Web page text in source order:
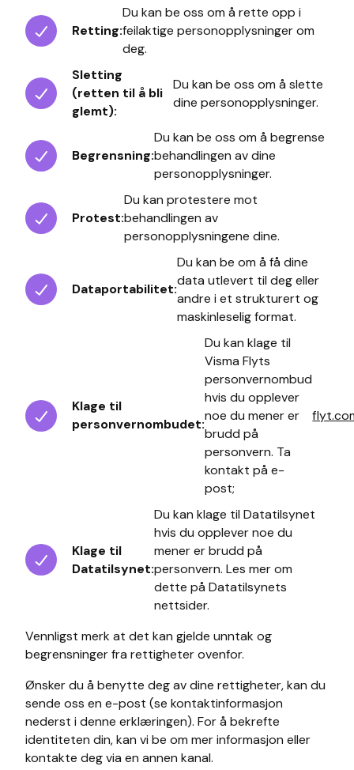
Retting:
Du kan be oss om å rette opp i
feilaktige personopplysninger om
deg.
Sletting
(retten til å bli
glemt):
Du kan be oss om å slette
dine personopplysninger.
Begrensning:
Du kan be oss om å begrense
behandlingen av dine
personopplysninger.
Protest:
Du kan protestere mot
behandlingen av
personopplysningene dine.
Dataportabilitet:
Du kan be om å få dine
data utlevert til deg eller
andre i et strukturert og
maskinleselig format.
Klage til
personvernombudet:
Du kan klage til
Visma Flyts
personvernombud
hvis du opplever
noe du mener er
brudd på
personvern. Ta
kontakt på e-
post;
Klage til
Datatilsynet:
Du kan klage til Datatilsynet
hvis du opplever noe du
mener er brudd på
personvern. Les mer om
dette på Datatilsynets
nettsider.
Vennligst merk at det kan gjelde unntak og
begrensninger fra rettigheter ovenfor.
Ønsker du å benytte deg av dine rettigheter, kan du
sende oss en e-post (se kontaktinformasjon
nederst i denne erklæringen). For å bekrefte
identiteten din, kan vi be om mer informasjon eller
kontakte deg via en annen kanal.